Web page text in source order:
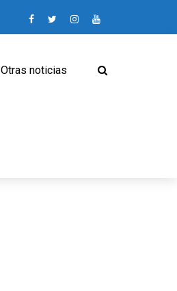
Otras noticias